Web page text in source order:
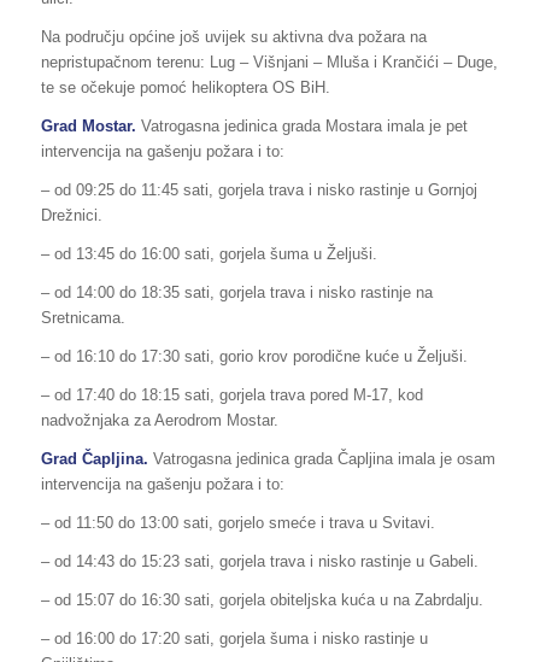
Na području općine još uvijek su aktivna dva požara na
nepristupačnom terenu: Lug – Višnjani – Mluša i Krančići – Duge,
te se očekuje pomoć helikoptera OS BiH.
Grad Mostar. Vatrogasna jedinica grada Mostara imala je pet
intervencija na gašenju požara i to:
– od 09:25 do 11:45 sati, gorjela trava i nisko rastinje u Gornjoj
Drežnici.
– od 13:45 do 16:00 sati, gorjela šuma u Željuši.
– od 14:00 do 18:35 sati, gorjela trava i nisko rastinje na
Sretnicama.
– od 16:10 do 17:30 sati, gorio krov porodične kuće u Željuši.
– od 17:40 do 18:15 sati, gorjela trava pored M-17, kod
nadvožnjaka za Aerodrom Mostar.
Grad Čapljina. Vatrogasna jedinica grada Čapljina imala je osam
intervencija na gašenju požara i to:
– od 11:50 do 13:00 sati, gorjelo smeće i trava u Svitavi.
– od 14:43 do 15:23 sati, gorjela trava i nisko rastinje u Gabeli.
– od 15:07 do 16:30 sati, gorjela obiteljska kuća u na Zabrdalju.
– od 16:00 do 17:20 sati, gorjela šuma i nisko rastinje u